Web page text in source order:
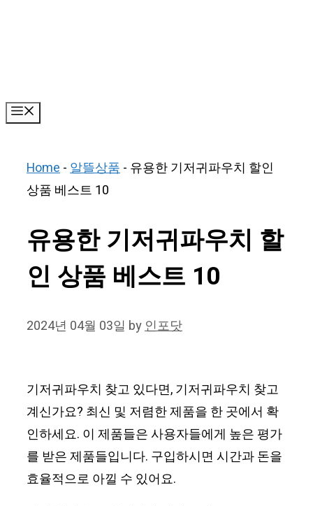
Home-알뜰상품- 유용한 기저귀파우치 할인
상품 베스트 10
유용한 기저귀파우치 할
인 상품 베스트 10
2024년 04월 03일 by인포닷
기저귀파우치 찾고 있다면, 기저귀파우치 찾고
계신가요? 최신 및 저렴한 제품을 한 곳에서 확
인하세요. 이 제품들은 사용자들에게 높은 평가
를 받은 제품들입니다. 구입하시면 시간과 돈을
효율적으로 아낄 수 있어요.